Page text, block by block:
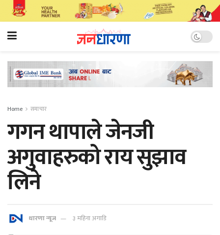
Home समाचार
गगन थापाले जेनजी
अगुवाहरुको राय सुझाव
लिने
धारणा न्यूज ३ महिना अगाडि